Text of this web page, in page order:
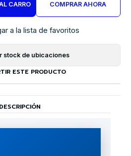
CARRO COMPRAR AHORA
a la lista de favoritos
stock de ubicaciones
ESTE PRODUCTO
DESCRIPCIÓN